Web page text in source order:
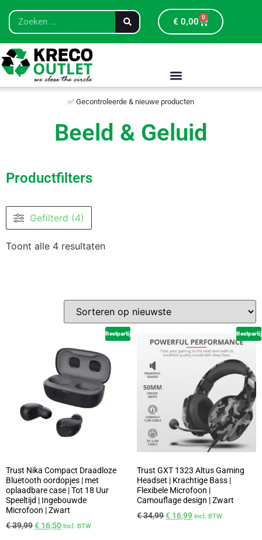
€ 0,00 0
✅ Gecontroleerde & nieuwe producten
Beeld & Geluid
Productfilters
Gefilterd (4)
Toont alle 4 resultaten
Restpartij
Trust Nika Compact Draadloze
Bluetooth oordopjes | met
oplaadbare case | Tot 18 Uur
Speeltijd | Ingebouwde
Microfoon | Zwart
€39,99€ 16,50 Incl. BTW
Restpartij
Trust GXT 1323 Altus Gaming
Headset | Krachtige Bass |
Flexibele Microfoon |
Camouflage design | Zwart
€34,99€ 16,99 Incl. BTW